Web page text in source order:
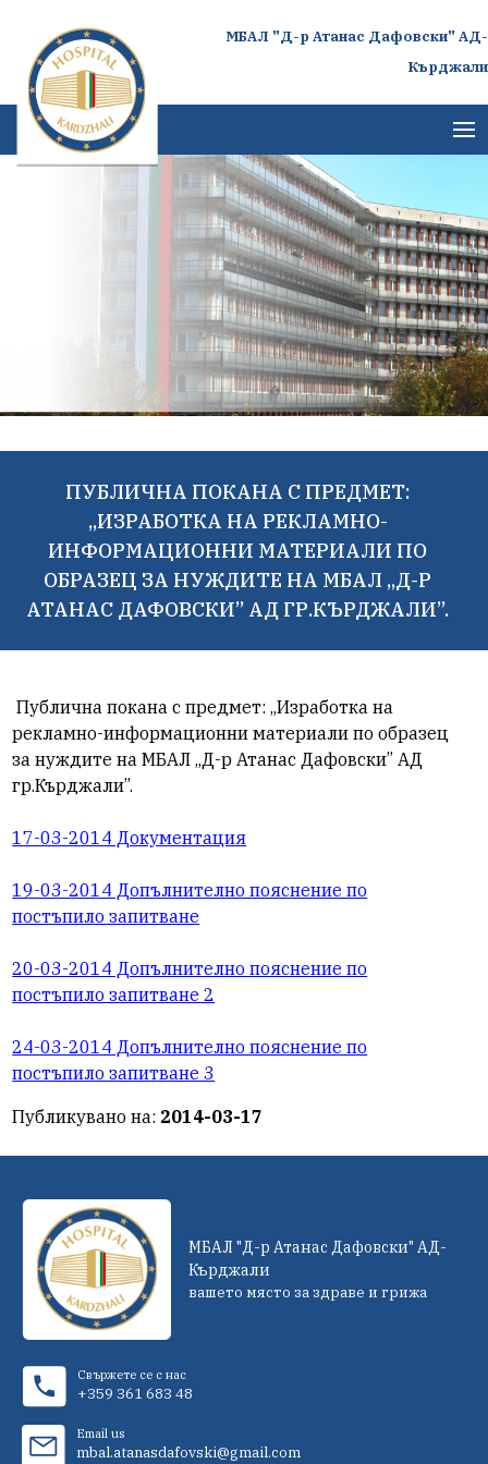
МБАЛ "Д-р Атанас Дафовски" АД-
Кърджали
ПУБЛИЧНА ПОКАНА С ПРЕДМЕТ:
„ИЗРАБОТКА НА РЕКЛАМНО-
ИНФОРМАЦИОННИ МАТЕРИАЛИ ПО
ОБРАЗЕЦ ЗА НУЖДИТЕ НА МБАЛ „Д-Р
АТАНАС ДАФОВСКИ” АД ГР.КЪРДЖАЛИ”.
Публична покана с предмет: „Изработка на
рекламно-информационни материали по образец
за нуждите на МБАЛ „Д-р Атанас Дафовски” АД
гр.Кърджали”.
17-03-2014 Документация
19-03-2014 Допълнително пояснение по
постъпило запитване
20-03-2014 Допълнително пояснение по
постъпило запитване 2
24-03-2014 Допълнително пояснение по
постъпило запитване 3
Публикувано на: 2014-03-17
МБАЛ "Д-р Атанас Дафовски" АД-
Кърджали
вашето място за здраве и грижа
Свържете се с нас
+359 361 683 48
Email us
mbal.atanasdafovski@gmail.com